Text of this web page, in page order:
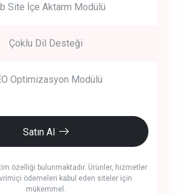
Site İçe Aktarm Modülü
Çoklu Dil Desteği
Optimizasyon Modülü
Satın Al
özelliği bulunmaktadır. Ürünler, hizmetler
ödemeleri kabul eden siteler için
mükemmel.